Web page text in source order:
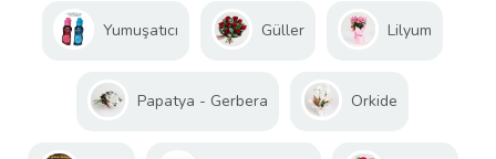
Yumuşatıcı Güller Lilyum
Papatya - Gerbera Orkide